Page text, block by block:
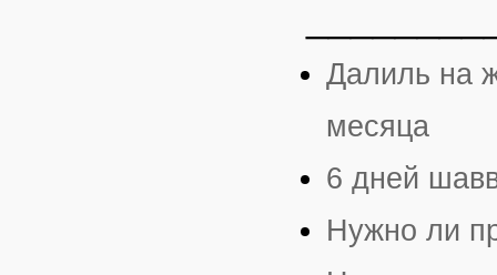
Далиль на
месяца
6 дней
Нужно ли